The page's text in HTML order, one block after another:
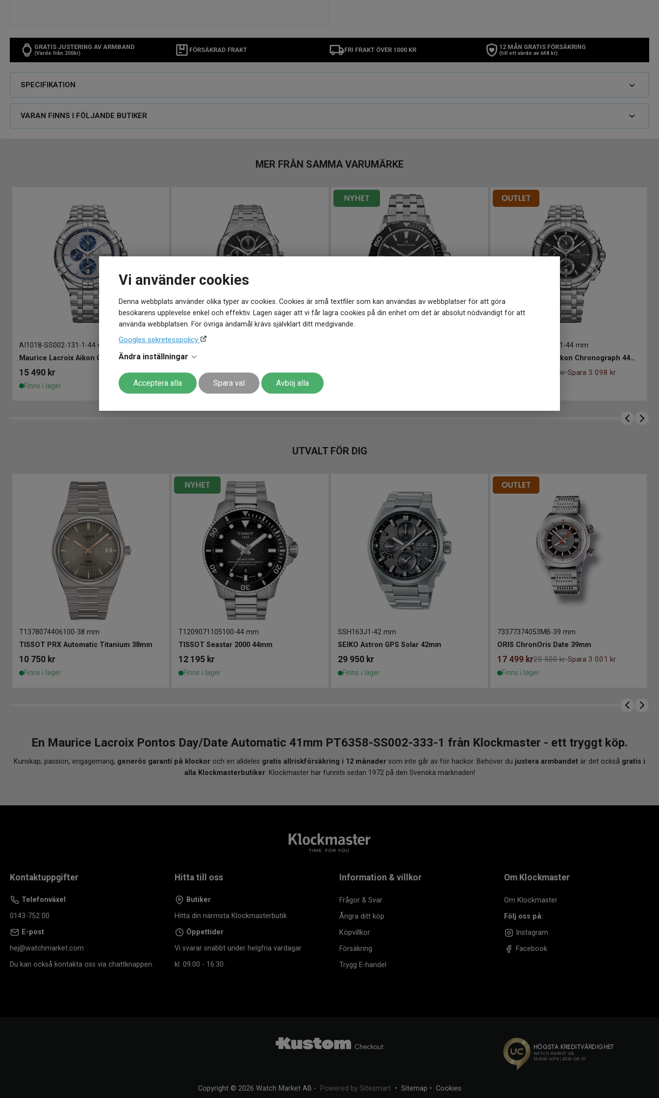
Vi använder cookies
Denna webbplats använder olika typer av cookies. Cookies är små textfiler som kan användas av webbplatser för att göra
besökarens upplevelse enkel och effektiv. Lagen säger att vi får lagra cookies på din enhet om det är absolut nödvändigt för att
använda webbplatsen. För övriga ändamål krävs självklart ditt medgivande.
Googles sekretesspolicy
Ändra inställningar
Acceptera alla Spara val Avböj alla
GRATIS JUSTERING AV ARMBAND
(Värde från 200kr) FÖRSÄKRAD FRAKT FRI FRAKT ÖVER 1000 KR 12 MÅN GRATIS FÖRSÄKRING
(till ett värde av 648 kr)
SPECIFIKATION
VARAN FINNS I FÖLJANDE BUTIKER
MER FRÅN SAMMA VARUMÄRKE
AI1018-SS002-131-1 -44 mm
Maurice Lacroix Aikon Chronograph 44mm
15 490 kr
Finns i lager
AI1118-SS002-330-1
15 490 kr
Finns i lager
AI1018-SS002-330-1 -44 mm
Maurice Lacroix Aikon Chronograph 44mm
15 490 kr-Spara 3 098 kr
UTVALT FÖR DIG
T1378074406100-38 mm
TISSOT PRX Automatic Titanium 38mm
10 750 kr
Finns i lager
T1209071105100-44 mm
TISSOT Seastar 2000 44mm
12 195 kr
Finns i lager
SSH163J1 -42 mm
SEIKO Astron GPS Solar 42mm
29 950 kr
Finns i lager
73377374053MB-39 mm
ORIS ChronOris Date 39mm
17 499 kr20 500 kr-Spara 3 001 kr
Finns i lager
En Maurice Lacroix Pontos Day/Date Automatic 41mm PT6358-SS002-333-1 från Klockmaster - ett tryggt köp.
Kunskap, passion, engagemang, generös garanti på klockor och en alldeles gratis allriskförsäkring i 12 månader som inte går av för hackor. Behöver du justera armbandet är det också gratis i
alla Klockmasterbutiker. Klockmaster har funnits sedan 1972 på den Svenska marknaden!
Kontaktuppgifter
Telefonväxel
0143-752 00
E-post
hej@watchmarket.com
Du kan också kontakta oss via chattknappen.
Hitta till oss
Butiker
Hitta din närmsta Klockmasterbutik
Öppettider
Vi svarar snabbt under helgfria vardagar
kl. 09.00 - 16.30.
Information & villkor
Frågor & Svar
Ångra ditt köp
Köpvillkor
Försäkring
Trygg E-handel
Om Klockmaster
Om Klockmaster
Följ oss på:
Instagram
Facebook
Copyright © 2026 Watch Market AB - Powered by Sitesmart• Sitemap • Cookies